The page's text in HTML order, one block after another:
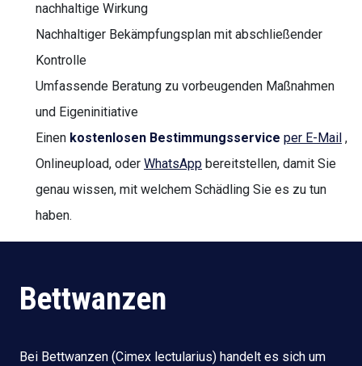
nachhaltige Wirkung
Nachhaltiger Bekämpfungsplan mit abschließender
Kontrolle
Umfassende Beratung zu vorbeugenden Maßnahmen
und Eigeninitiative
Einen kostenlosen Bestimmungsservice per E-Mail ,
Onlineupload, oder WhatsApp bereitstellen, damit Sie
genau wissen, mit welchem Schädling Sie es zu tun
haben.
Bettwanzen
Bei Bettwanzen (Cimex lectularius) handelt es sich um